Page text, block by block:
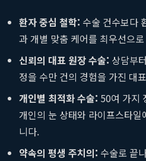
환자 중심 철학: 수술 건수보다
과 개별 맞춤 케어를 최우선으
신뢰의 대표 원장 수술: 상담부
정을 수만 건의 경험을 가진 대
개인별 최적화 수술: 50여 가지
개인의 눈 상태와 라이프스타
니다.
약속의 평생 주치의: 수술로 끝